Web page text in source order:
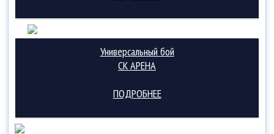
Универсальный бой
СК АРЕНА
ПОДРОБНЕЕ